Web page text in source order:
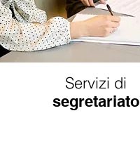
Servizi di
segretariato